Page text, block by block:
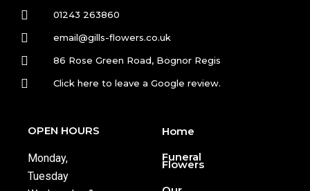
01243 263860
email@gills-flowers.co.uk
86 Rose Green Road, Bognor Regis
Click here to leave a Google review.
OPEN HOURS
Monday,
Tuesday
Home
Funeral
Flowers